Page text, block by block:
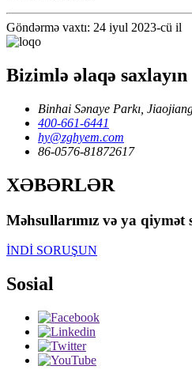
Göndərmə vaxtı: 24 iyul 2023-cü il
Bizimlə əlaqə saxlayın
Binhai Sənaye Parkı,
400-661-6441
hy@zghyem.com
86-0576-81872617
XƏBƏRLƏR
Məhsullarımız və ya qiymət
İNDİ SORUŞUN
Sosial